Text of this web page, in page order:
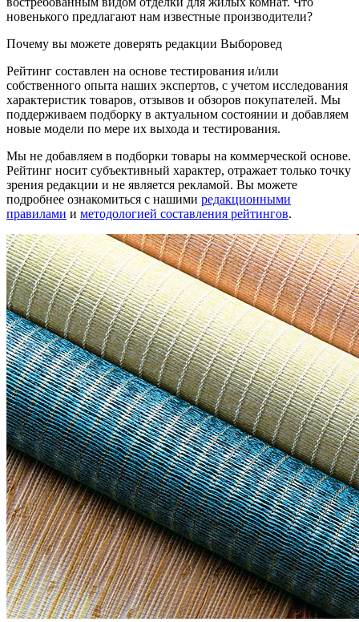
новенького предлагают нам известные производители?
Почему вы можете доверять редакции Выборовед
Рейтинг составлен на основе тестирования и/или
собственного опыта наших экспертов, с учетом исследования
характеристик товаров, отзывов и обзоров покупателей. Мы
поддерживаем подборку в актуальном состоянии и добавляем
новые модели по мере их выхода и тестирования.
Мы не добавляем в подборки товары на коммерческой основе.
Рейтинг носит субъективный характер, отражает только точку
зрения редакции и не является рекламой. Вы можете
подробнее ознакомиться с нашими редакционными
правилами и методологией составления рейтингов.